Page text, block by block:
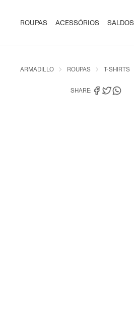
ROUPAS ACESSÓRIOS SALDOS
ARMADILLO ROUPAS T-SHIRTS
SHARE: